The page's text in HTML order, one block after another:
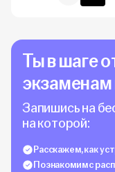
Ты в шаге
Запишись на
на которой:
Расскажем, как
Познакомим с